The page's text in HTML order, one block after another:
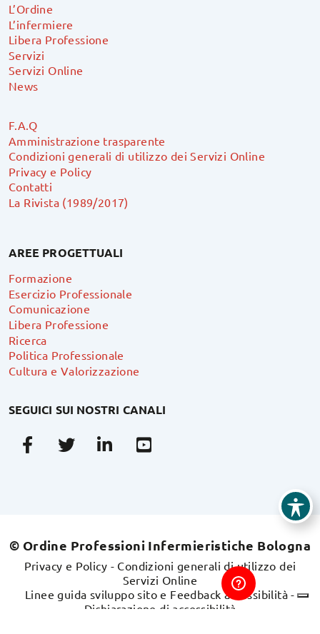
L’Ordine
L’infermiere
Libera Professione
Servizi
Servizi Online
News
F.A.Q
Amministrazione trasparente
Condizioni generali di utilizzo dei Servizi Online
Privacy e Policy
Contatti
La Rivista (1989/2017)
AREE PROGETTUALI
Formazione
Esercizio Professionale
Comunicazione
Libera Professione
Ricerca
Politica Professionale
Cultura e Valorizzazione
SEGUICI SUI NOSTRI CANALI
FacebookTwitterLinkedin
© Ordine Professioni Infermieristiche Bologna
Privacy e Policy - Condizioni generali di utilizzo dei
Servizi Online
Linee guida sviluppo sito e Feedback accessibilità -
Dichiarazione di accessibilità